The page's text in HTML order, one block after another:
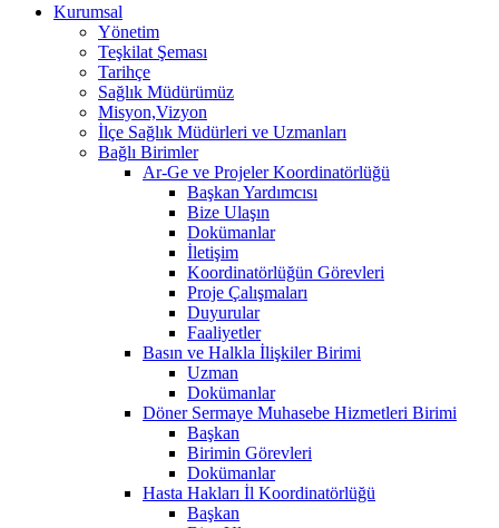
Kurumsal
Yönetim
Teşkilat Şeması
Tarihçe
Sağlık Müdürümüz
Misyon,Vizyon
İlçe Sağlık Müdürleri ve Uzmanları
Bağlı Birimler
Ar-Ge ve Projeler Koordinatörlüğü
Başkan Yardımcısı
Bize Ulaşın
Dokümanlar
İletişim
Koordinatörlüğün Görevleri
Proje Çalışmaları
Duyurular
Faaliyetler
Basın ve Halkla İlişkiler Birimi
Uzman
Dokümanlar
Döner Sermaye Muhasebe Hizmetleri Birimi
Başkan
Birimin Görevleri
Dokümanlar
Hasta Hakları İl Koordinatörlüğü
Başkan